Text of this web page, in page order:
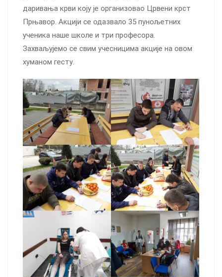
даривања крви коју је организовао Црвени крст
Прњавор. Акцији се одазвало 35 пунољетних
ученика наше школе и три професора.
Захваљујемо се свим учесницима акције на овом
хуманом гесту.